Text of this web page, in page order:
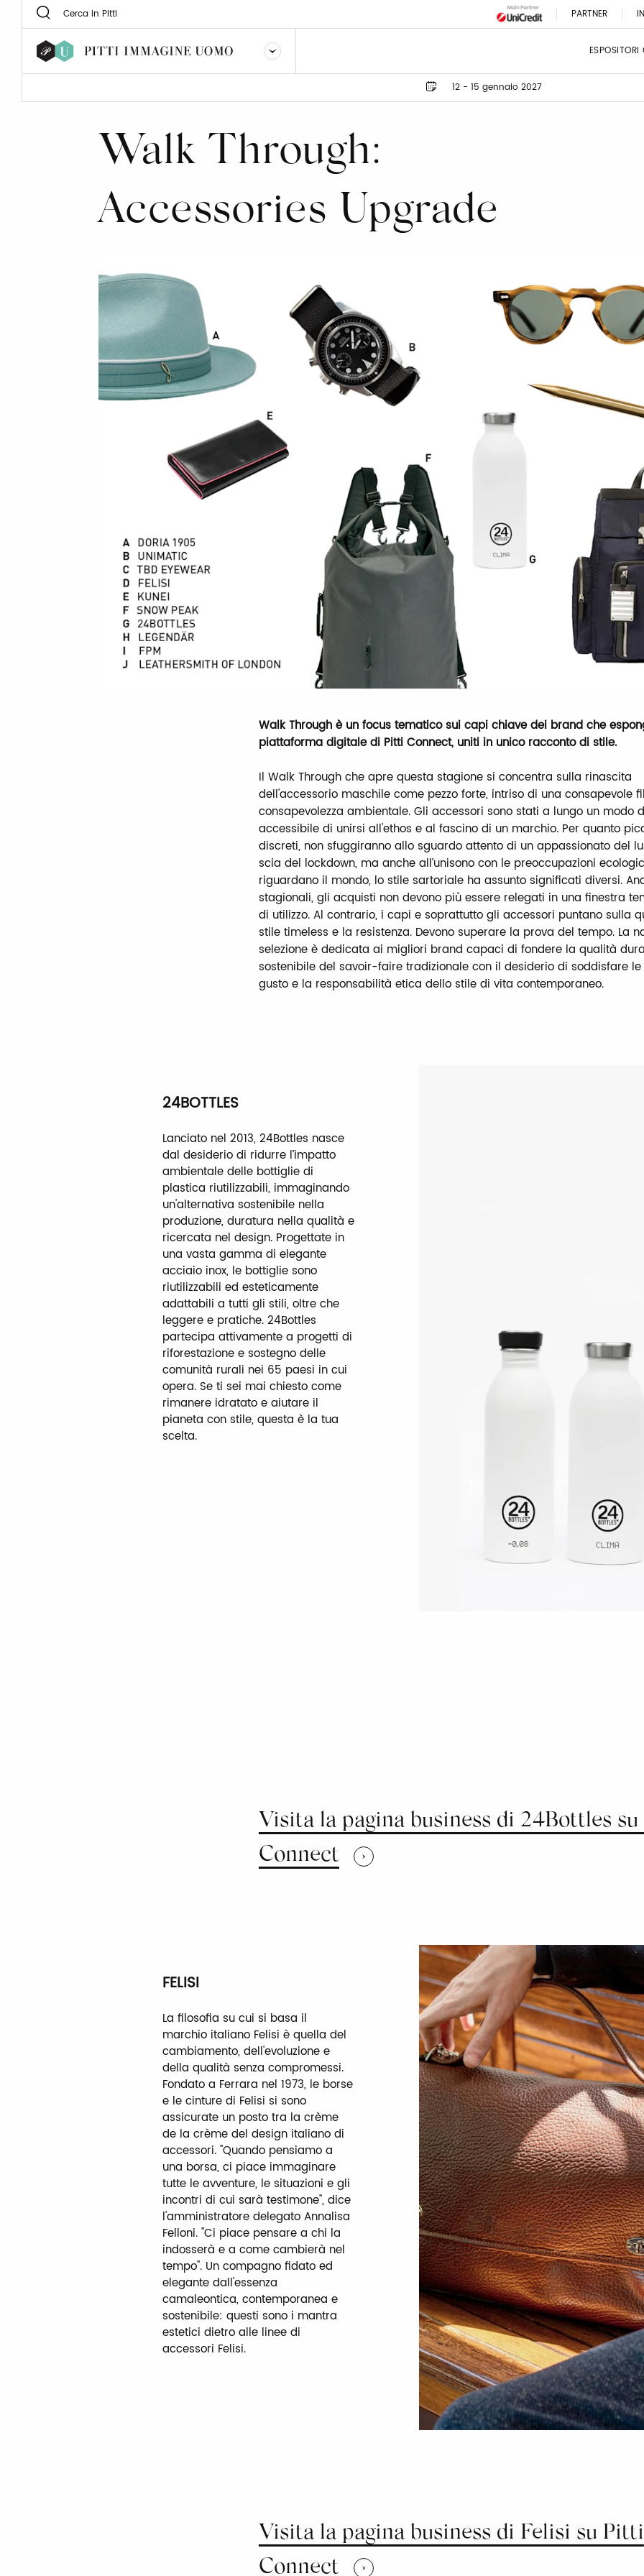
PARTNER
12 - 15 gennaio 2027
Walk Through:
Accessories Upgrade
Walk Through è un focus tematico sui capi chiave dei brand che
piattaforma digitale di Pitti Connect, uniti in unico racconto di stile.
Il Walk Through che apre questa stagione si concentra sulla rinascita
dell'accessorio maschile come pezzo forte, intriso di una consapevole
consapevolezza ambientale. Gli accessori sono stati a lungo un modo
accessibile di unirsi all'ethos e al fascino di un marchio. Per quanto
discreti, non sfuggiranno allo sguardo attento di un appassionato del
scia del lockdown, ma anche all’unisono con le preoccupazioni
riguardano il mondo, lo stile sartoriale ha assunto significati diversi.
stagionali, gli acquisti non devono più essere relegati in una finestra
di utilizzo. Al contrario, i capi e soprattutto gli accessori puntano sulla
stile timeless e la resistenza. Devono superare la prova del tempo. La
selezione è dedicata ai migliori brand capaci di fondere la qualità
sostenibile del savoir-faire tradizionale con il desiderio di soddisfare le
gusto e la responsabilità etica dello stile di vita contemporaneo.
24BOTTLES
Lanciato nel 2013, 24Bottles nasce
dal desiderio di ridurre l’impatto
ambientale delle bottiglie di
plastica riutilizzabili, immaginando
un'alternativa sostenibile nella
produzione, duratura nella qualità e
ricercata nel design. Progettate in
una vasta gamma di elegante
acciaio inox, le bottiglie sono
riutilizzabili ed esteticamente
adattabili a tutti gli stili, oltre che
leggere e pratiche. 24Bottles
partecipa attivamente a progetti di
riforestazione e sostegno delle
comunità rurali nei 65 paesi in cui
opera. Se ti sei mai chiesto come
rimanere idratato e aiutare il
pianeta con stile, questa è la tua
scelta.
Visita la pagina business di 24Bottles
Connect
FELISI
La filosofia su cui si basa il
marchio italiano Felisi è quella del
cambiamento, dell'evoluzione e
della qualità senza compromessi.
Fondato a Ferrara nel 1973, le borse
e le cinture di Felisi si sono
assicurate un posto tra la crème
de la crème del design italiano di
accessori. "Quando pensiamo a
una borsa, ci piace immaginare
tutte le avventure, le situazioni e gli
incontri di cui sarà testimone", dice
l'amministratore delegato Annalisa
Felloni. "Ci piace pensare a chi la
indosserà e a come cambierà nel
tempo". Un compagno fidato ed
elegante dall'essenza
camaleontica, contemporanea e
sostenibile: questi sono i mantra
estetici dietro alle linee di
accessori Felisi.
Visita la pagina business di Felisi su Pitti
Connect